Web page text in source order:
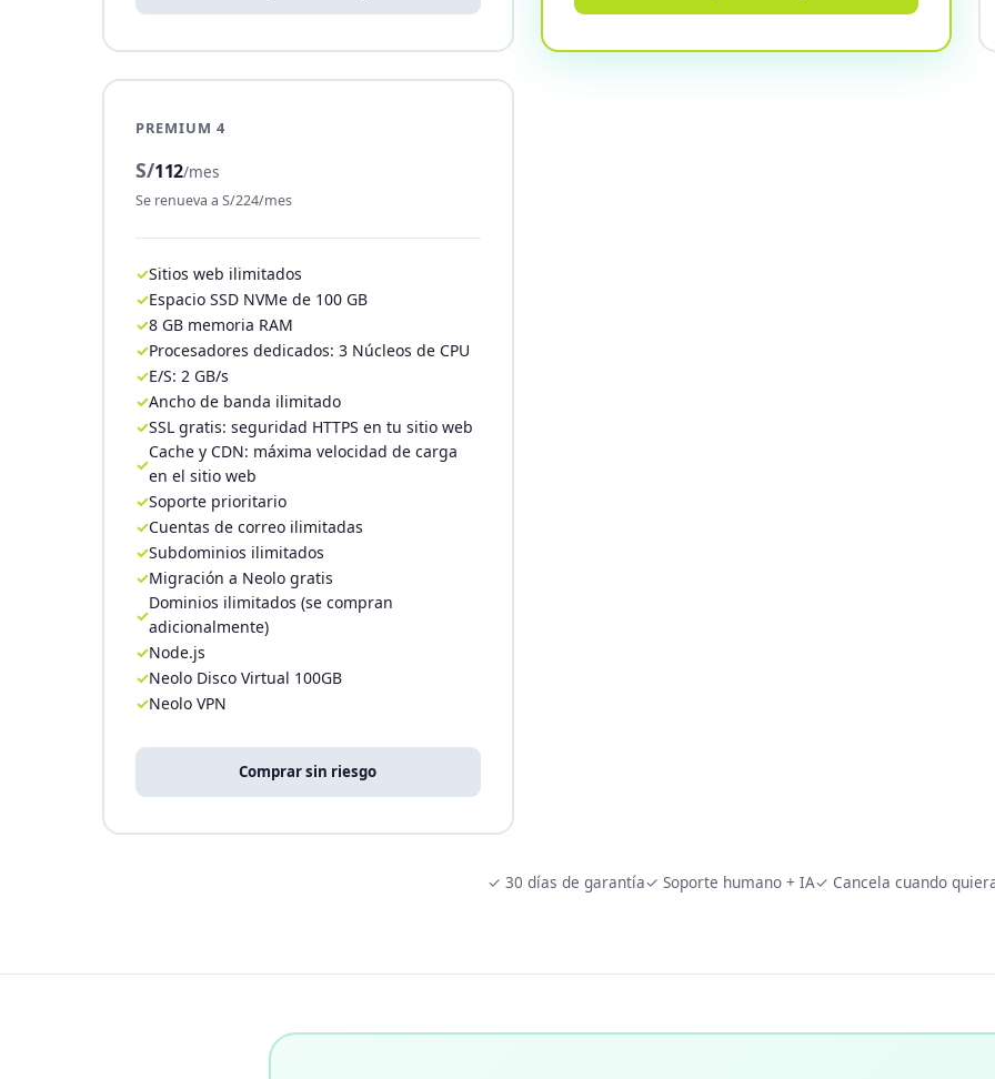
PREMIUM 4
S/112/mes
Se renueva a S/224/mes
Sitios web ilimitados
Espacio SSD NVMe de 100 GB
8 GB memoria RAM
Procesadores dedicados: 3 Núcleos de CPU
E/S: 2 GB/s
Ancho de banda ilimitado
SSL gratis: seguridad HTTPS en tu sitio web
Cache y CDN: máxima velocidad de carga
en el sitio web
Soporte prioritario
Cuentas de correo ilimitadas
Subdominios ilimitados
Migración a Neolo gratis
Dominios ilimitados (se compran
adicionalmente)
Node.js
Neolo Disco Virtual 100GB
Neolo VPN
Comprar sin riesgo
✓ 30 días de garantía✓ Soporte humano + IA✓ Cancela cuando